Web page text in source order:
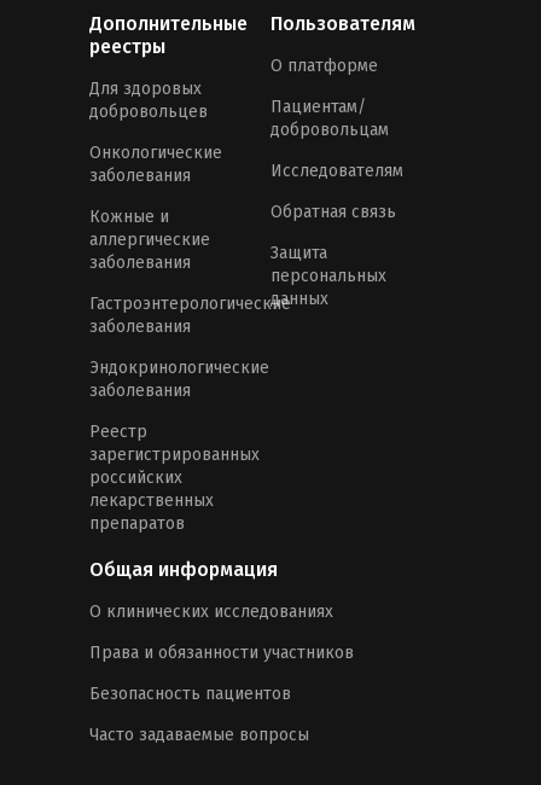
Дополнительные
реестры
Для здоровых
добровольцев
Онкологические
заболевания
Кожные и
аллергические
заболевания
Гастроэнтерологические
заболевания
Эндокринологические
заболевания
Реестр
зарегистрированных
российских
лекарственных
препаратов
Пользователям
О платформе
Пациентам/
добровольцам
Исследователям
Обратная связь
Защита
персональных
данных
Общая информация
О клинических исследованиях
Права и обязанности участников
Безопасность пациентов
Часто задаваемые вопросы